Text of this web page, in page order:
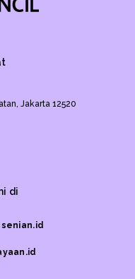
Jakarta 12520
di